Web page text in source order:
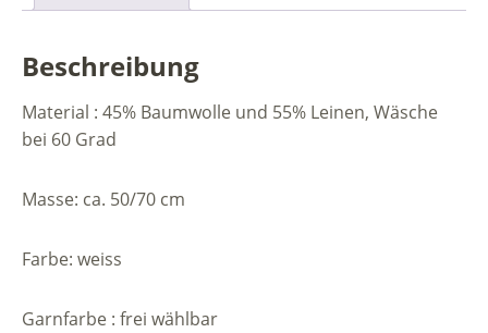
Beschreibung
Material : 45% Baumwolle und 55% Leinen, Wäsche
bei 60 Grad
Masse: ca. 50/70 cm
Farbe: weiss
Garnfarbe : frei wählbar